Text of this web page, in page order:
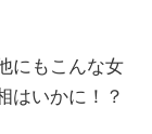
にもこんな女
はいかに！？